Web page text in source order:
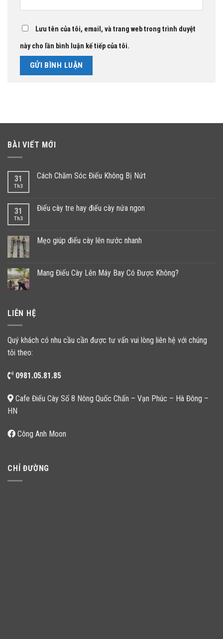
Lưu tên của tôi, email, và trang web trong trình duyệt
này cho lần bình luận kế tiếp của tôi.
BÀI VIẾT MỚI
31
Th3
Cách Chăm Sóc Điếu Không Bị Nứt
31
Th3
Điếu cày tre hay điếu cày nứa ngon
Mẹo giúp điếu cày lên nước nhanh
Mang Điếu Cày Lên Máy Bay Có Được Không?
LIÊN HỆ
Quý khách có nhu cầu cần được tư vấn vui lòng liên hệ với chúng
tôi theo:
0981.05.81.85
Cafe Điếu Cày Số 8 Nông Quốc Chấn – Vạn Phúc – Hà Đông –
HN
Công Anh Moon
CHỈ ĐƯỜNG